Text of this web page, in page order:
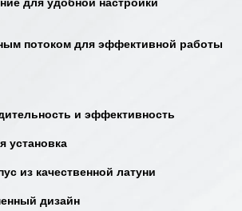
потоком для эффективной работы
и эффективность
установка
из качественной латуни
дизайн